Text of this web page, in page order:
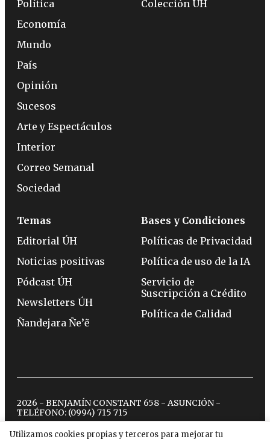
Utilizamos cookies propias y terceros para mejorar tu
Política
Economía
Mundo
País
Opinión
Sucesos
Arte y Espectáculos
Interior
Correo Semanal
Sociedad
Colección ÚH
Temas
Editorial ÚH
Noticias positivas
Pódcast ÚH
Newsletters ÚH
Ñandejara Ñe’ẽ
Bases y Condiciones
Políticas de Privacidad
Política de uso de la IA
Servicio de
Suscripción a Crédito
Política de Calidad
2026 - BENJAMÍN CONSTANT 658 - ASUNCIÓN -
TELÉFONO: (0994) 715 715